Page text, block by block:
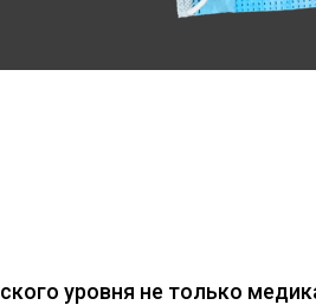
уровня не только